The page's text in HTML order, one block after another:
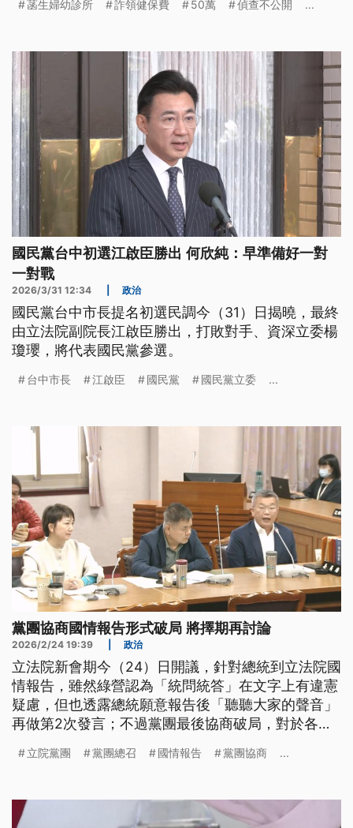
菡生婦幼診所 詐領健保費 50萬 偵查不公開 ...
國民黨台中初選江啟臣勝出 何欣純：早準備好一對
一對戰
2026/3/31 12:34 政治
國民黨台中市長提名初選民調今（31）日揭曉，最終
由立法院副院長江啟臣勝出，打敗對手、資深立委楊
瓊瓔，將代表國民黨參選。
台中市長 江啟臣 國民黨 國民黨立委 ...
黨團協商國情報告形式破局 將擇期再討論
2026/2/24 19:39 政治
立法院新會期今（24）日開議，針對總統到立法院國
情報告，雖然綠營認為「統問統答」在文字上有違憲
疑慮，但也透露總統願意報告後「聽聽大家的聲音」
再做第2次發言；不過黨團最後協商破局，對於各委
立院黨團 黨團總召 國情報告 黨團協商 ...